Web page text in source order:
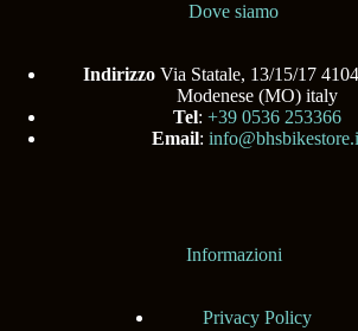
Dove siamo
Indirizzo Via Statale, 13/15/17
Modenese (MO) italy
Tel:+39 0536 253366
Email:
Informazioni
Privacy Policy